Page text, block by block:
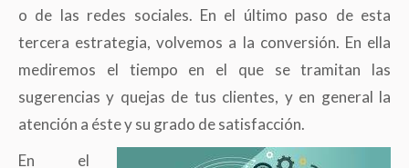
o de las redes sociales. En el último paso de esta
tercera estrategia, volvemos a la conversión. En ella
mediremos el tiempo en el que se tramitan las
sugerencias y quejas de tus clientes, y en general la
atención a éste y su grado de satisfacción.
En el